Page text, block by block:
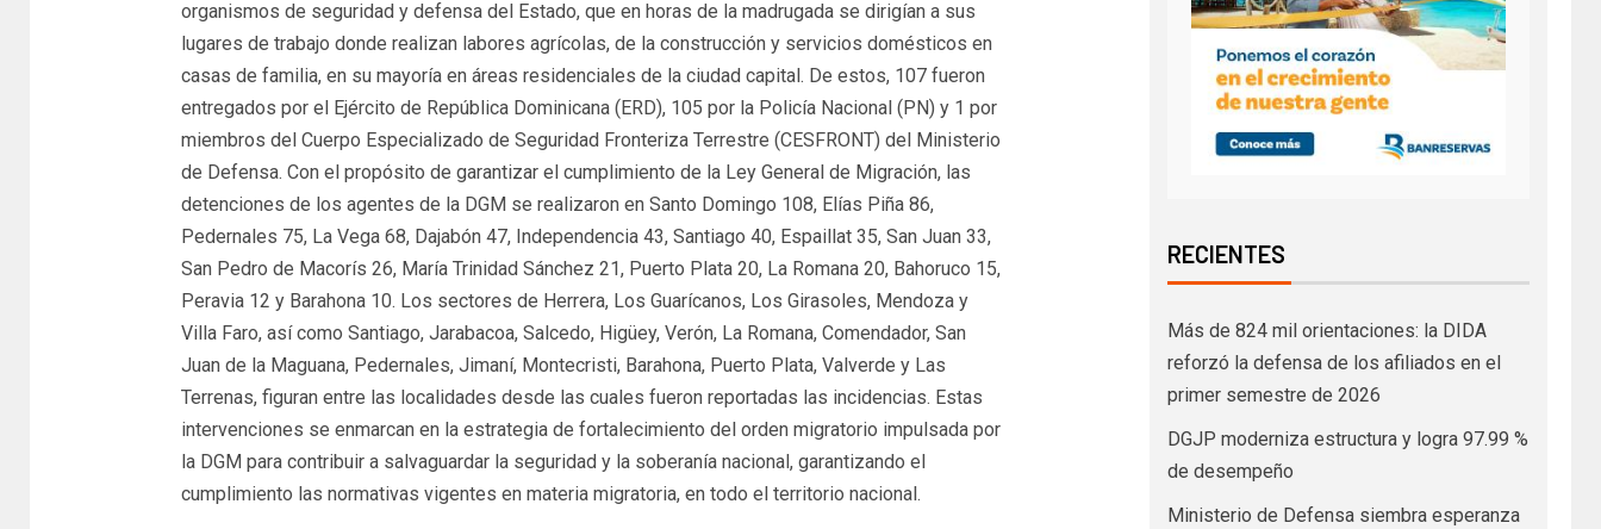
organismos de seguridad y defensa del Estado, que en horas de la madrugada se dirigían a sus
lugares de trabajo donde realizan labores agrícolas, de la construcción y servicios domésticos en
casas de familia, en su mayoría en áreas residenciales de la ciudad capital. De estos, 107 fueron
entregados por el Ejército de República Dominicana (ERD), 105 por la Policía Nacional (PN) y 1 por
miembros del Cuerpo Especializado de Seguridad Fronteriza Terrestre (CESFRONT) del Ministerio
de Defensa. Con el propósito de garantizar el cumplimiento de la Ley General de Migración, las
detenciones de los agentes de la DGM se realizaron en Santo Domingo 108, Elías Piña 86,
Pedernales 75, La Vega 68, Dajabón 47, Independencia 43, Santiago 40, Espaillat 35, San Juan 33,
San Pedro de Macorís 26, María Trinidad Sánchez 21, Puerto Plata 20, La Romana 20, Bahoruco 15,
Peravia 12 y Barahona 10. Los sectores de Herrera, Los Guarícanos, Los Girasoles, Mendoza y
Villa Faro, así como Santiago, Jarabacoa, Salcedo, Higüey, Verón, La Romana, Comendador, San
Juan de la Maguana, Pedernales, Jimaní, Montecristi, Barahona, Puerto Plata, Valverde y Las
Terrenas, figuran entre las localidades desde las cuales fueron reportadas las incidencias. Estas
intervenciones se enmarcan en la estrategia de fortalecimiento del orden migratorio impulsada por
la DGM para contribuir a salvaguardar la seguridad y la soberanía nacional, garantizando el
cumplimiento las normativas vigentes en materia migratoria, en todo el territorio nacional.
RECIENTES
Más de 824 mil orientaciones: la DIDA
reforzó la defensa de los afiliados en el
primer semestre de 2026
DGJP moderniza estructura y logra 97.99 %
de desempeño
Ministerio de Defensa siembra esperanza